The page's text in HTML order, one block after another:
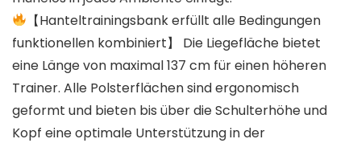
【Hanteltrainingsbank erfüllt alle Bedingungen
funktionellen kombiniert】 Die Liegefläche bietet
eine Länge von maximal 137 cm für einen höheren
Trainer. Alle Polsterflächen sind ergonomisch
geformt und bieten bis über die Schulterhöhe und
Kopf eine optimale Unterstützung in der